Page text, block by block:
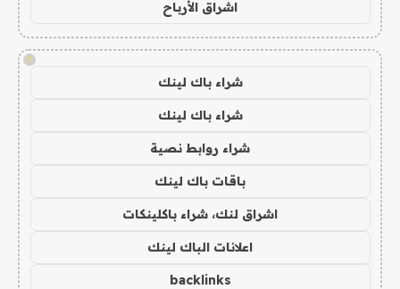
اشراق الأرباح
!
شراء باك لينك
شراء باك لينك
شراء روابط نصية
باقات باك لينك
اشراق لنك، شراء باكلينكات
اعلانات الباك لينك
backlinks